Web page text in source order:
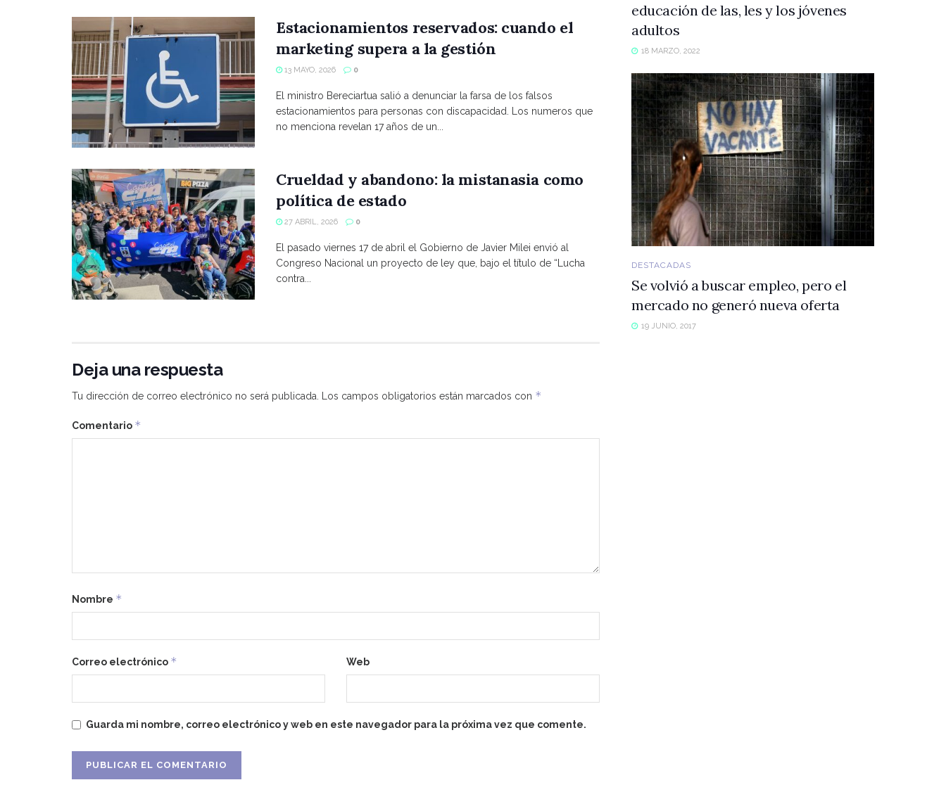
Estacionamientos reservados: cuando el
marketing supera a la gestión
13 MAYO, 2026 0
El ministro Bereciartua salió a denunciar la farsa de los falsos
estacionamientos para personas con discapacidad. Los numeros que
no menciona revelan 17 años de un...
Crueldad y abandono: la mistanasia como
política de estado
27 ABRIL, 2026 0
El pasado viernes 17 de abril el Gobierno de Javier Milei envió al
Congreso Nacional un proyecto de ley que, bajo el título de “Lucha
contra...
Deja una respuesta
Tu dirección de correo electrónico no será publicada. Los campos obligatorios están marcados con *
Comentario *
Nombre *
Correo electrónico * Web
Guarda mi nombre, correo electrónico y web en este navegador para la próxima vez que comente.
educación de las, les y los jóvenes
adultos
18 MARZO, 2022
DESTACADAS
Se volvió a buscar empleo, pero el
mercado no generó nueva oferta
19 JUNIO, 2017